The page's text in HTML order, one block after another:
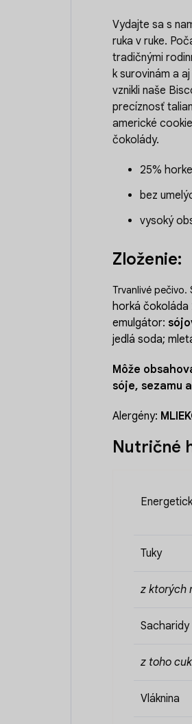
Vydajte sa s
ruka v ruke.
tradičnými
k surovinám a
vznikli naše
precíznosť
americké
čokolády.
25%
bez
vysoký
Zloženie:
Trvanlivé pečivo.
horká čokoláda
emulgátor:
jedlá soda;
Môže
sóje, sezamu
Alergény:
Nutričné
Tuky
z ktorých
Sacharidy
z toho
Vláknina